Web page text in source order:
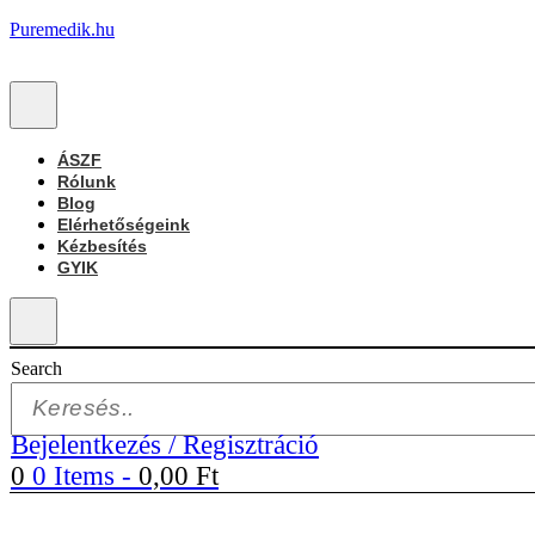
Puremedik.hu
ÁSZF
Rólunk
Blog
Elérhetőségeink
Kézbesítés
GYIK
Search
Bejelentkezés / Regisztráció
0 0 Items - 0,00 Ft